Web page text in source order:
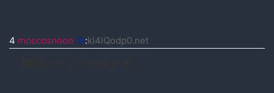
4 moccosnoon ID:kI4lQodp0.net